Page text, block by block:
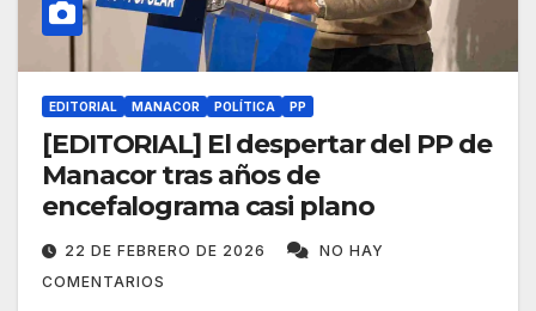
EDITORIAL MANACOR POLÍTICA PP
[EDITORIAL] El despertar del PP de
Manacor tras años de
encefalograma casi plano
22 DE FEBRERO DE 2026
NO HAY
COMENTARIOS